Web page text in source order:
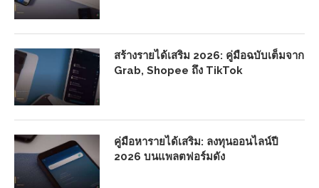
สร้างรายได้เสริม 2026: คู่มือฉบับเต็มจาก
Grab, Shopee ถึง TikTok
คู่มือหารายได้เสริม: ลงทุนออนไลน์ปี
2026 บนแพลตฟอร์มดัง